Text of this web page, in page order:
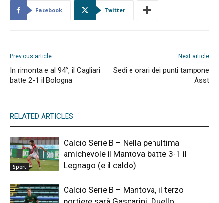
Facebook Twitter
Previous article
In rimonta e al 94°, il Cagliari
batte 2-1 il Bologna
Next article
Sedi e orari dei punti tampone
Asst
RELATED ARTICLES
Sport
Calcio Serie B – Nella penultima
amichevole il Mantova batte 3-1 il
Legnago (e il caldo)
Calcio Serie B – Mantova, il terzo
portiere sarà Gasparini. Duello